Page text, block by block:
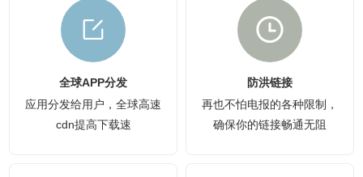
全球APP分发
应用分发给用户，全球高速
cdn提高下载速
防洪链接
再也不怕电报的各种限制，
确保你的链接畅通无阻